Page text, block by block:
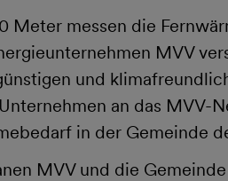
Meter messen die
MVV
und
an das MVV-
in der Gemeinde
MVV und die